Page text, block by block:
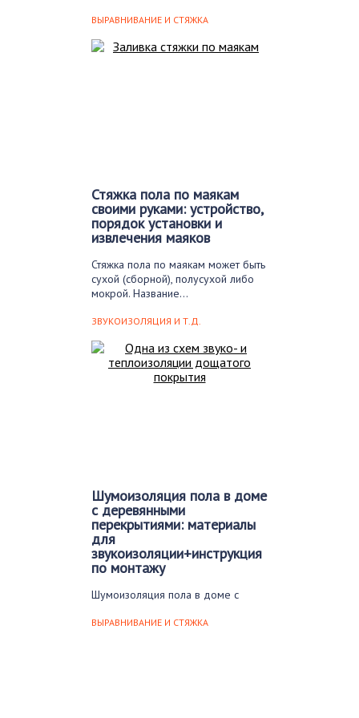
ВЫРАВНИВАНИЕ И СТЯЖКА
Стяжка пола по маякам
своими руками: устройство,
порядок установки и
извлечения маяков
Стяжка пола по маякам может быть
сухой (сборной), полусухой либо
мокрой. Название…
ЗВУКОИЗОЛЯЦИЯ И Т.Д.
Шумоизоляция пола в доме
с деревянными
перекрытиями: материалы
для
звукоизоляции+инструкция
по монтажу
Шумоизоляция пола в доме с
обязательный этап строительных…
ВЫРАВНИВАНИЕ И СТЯЖКА